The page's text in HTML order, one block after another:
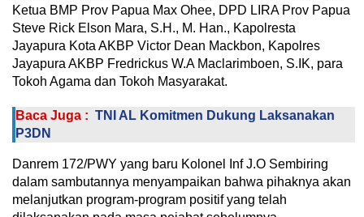
Ketua BMP Prov Papua Max Ohee, DPD LIRA Prov Papua
Steve Rick Elson Mara, S.H., M. Han., Kapolresta
Jayapura Kota AKBP Victor Dean Mackbon, Kapolres
Jayapura AKBP Fredrickus W.A Maclarimboen, S.IK, para
Tokoh Agama dan Tokoh Masyarakat.
Baca Juga : TNI AL Komitmen Dukung Laksanakan
P3DN
Danrem 172/PWY yang baru Kolonel Inf J.O Sembiring
dalam sambutannya menyampaikan bahwa pihaknya akan
melanjutkan program-program positif yang telah